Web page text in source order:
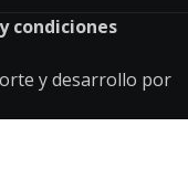
condiciones
y desarrollo por